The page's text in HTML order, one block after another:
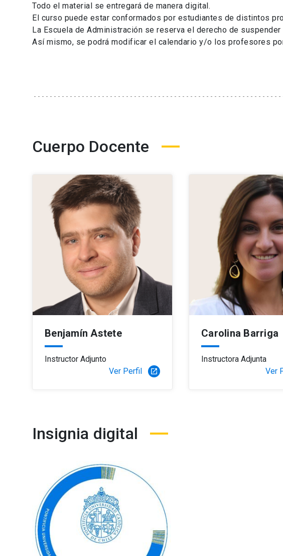
Todo el material se entregará de manera digital.
El curso puede estar conformados por estudiantes de distintos
La Escuela de Administración se reserva el derecho de
Así mismo, se podrá modificar el calendario y/o los profesores
Cuerpo Docente
Benjamín Astete
Instructor Adjunto
Ver Perfil
launch
Carolina Barriga
Instructora Adjunta
Ver
Insignia digital